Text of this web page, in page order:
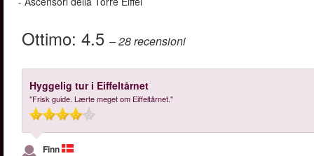
Ottimo: 4.5 – 28recensioni
Hyggelig tur i Eiffeltårnet
"Frisk guide. Lærte meget om Eiffeltårnet."
Finn